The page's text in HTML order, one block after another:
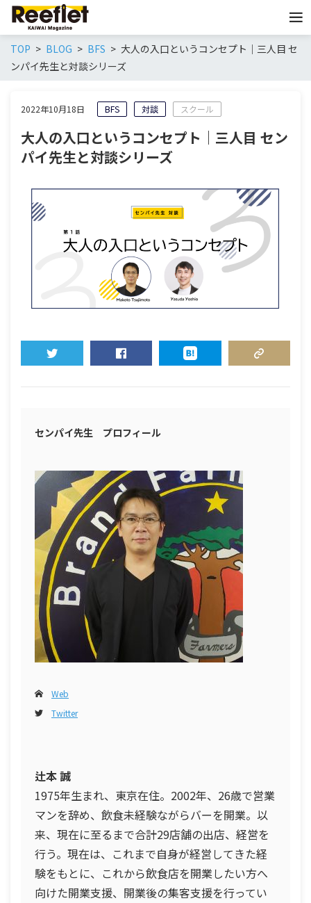
TOP BLOG BFS
大人の入口というコンセプト｜三人目 セ
ンパイ先生と対談シリーズ
2022年10月18日 BFS 対談 スクール
大人の入口というコンセプト｜三人目 セン
パイ先生と対談シリーズ
センパイ先生 プロフィール
Web
Twitter
辻本 誠
1975年生まれ、東京在住。2002年、26歳で営業
マンを辞め、飲食未経験ながらバーを開業。以
来、現在に至るまで合計29店舗の出店、経営を
行う。現在は、これまで自身が経営してきた経
験をもとに、これから飲食店を開業したい方へ
向けた開業支援、開業後の集客支援を行ってい